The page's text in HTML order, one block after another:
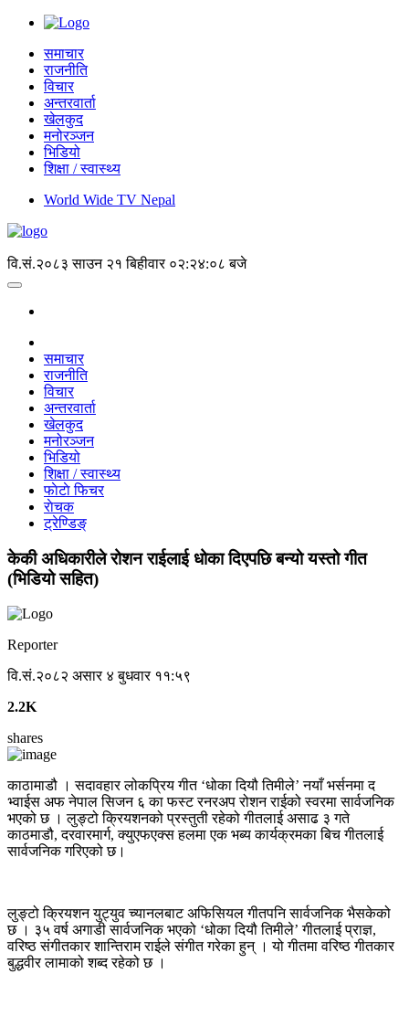
समाचार
राजनीति
विचार
अन्तरवार्ता
खेलकुद
मनोरञ्जन
भिडियो
शिक्षा / स्वास्थ्य
World Wide TV Nepal
वि.सं.२०८३ साउन २१ बिहीवार ०२:२४:०८ बजे
समाचार
राजनीति
विचार
अन्तरवार्ता
खेलकुद
मनोरञ्जन
भिडियो
शिक्षा / स्वास्थ्य
फाेटाे फिचर
राेचक
ट्रेण्डिङ्
केकी अधिकारीले रोशन राईलाई धोका दिएपछि बन्यो यस्तो गीत
(भिडियो सहित)
Reporter
वि.सं.२०८२ असार ४ बुधवार ११:५९
2.2K
shares
काठामाडौ । सदावहार लोकप्रिय गीत ‘धोका दियौ तिमीले’ नयाँ भर्सनमा द
भ्वाईस अफ नेपाल सिजन ६ का फस्ट रनरअप रोशन राईको स्वरमा सार्वजनिक
भएको छ । लुङ्टो क्रियशनको प्रस्तुती रहेको गीतलाई असाढ ३ गते
काठमाडौ, दरवारमार्ग, क्युएफएक्स हलमा एक भब्य कार्यक्रमका बिच गीतलाई
सार्वजनिक गरिएको छ।
लुङ्टो क्रियशन युट्युव च्यानलबाट अफिसियल गीतपनि सार्वजनिक भैसकेको
छ । ३५ वर्ष अगाडी सार्वजनिक भएको ‘धोका दियौ तिमीले’ गीतलाई प्राज्ञ,
वरिष्ठ संगीतकार शान्तिराम राईले संगीत गरेका हुन् । यो गीतमा वरिष्ठ गीतकार
बुद्धवीर लामाको शब्द रहेको छ ।